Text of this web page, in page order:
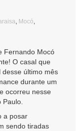
Mocó
Fernando Mocó
O casal que
desse último mês
durante um
ocorreu nesse
a posar
sendo tiradas